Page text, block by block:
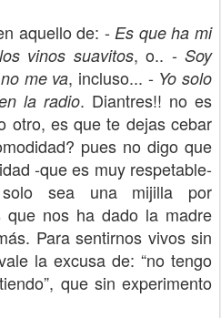
aquello de: - Es que ha mi
vinos suavitos, o.. -Soy
me va, incluso... - Yo solo
la radio. Diantres!! no es
otro, es que te dejas cebar
pues no digo que
-que es muy respetable-
solo sea una mijilla por
que nos ha dado la madre
Para sentirnos vivos sin
la excusa de: “no tengo
que sin experimento